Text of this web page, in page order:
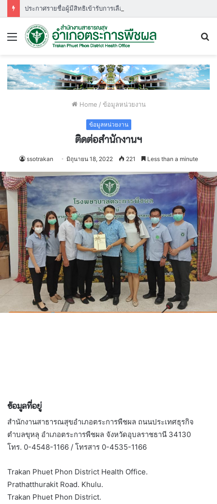
Menu
Home / ข้อมูลหน่วยงาน
ข้อมูลหน่วยงาน
ติดต่อสำนักงานฯ
ssotrakan มิถุนายน 18, 2022 221 Less than a minute
ข้อมูลที่อยู่
สำนักงานสาธารณสุขอำเภอตระการพืชผล ถนนประเทศธุรกิจ
ตำบลขุหลุ อำเภอตระการพืชผล จังหวัดอุบลราชธานี 34130
โทร. 0-4548-1166 / โทรสาร 0-4535-1166
Trakan Phuet Phon District Health Office.
Prathatthurakit Road. Khulu.
Trakan Phuet Phon District.